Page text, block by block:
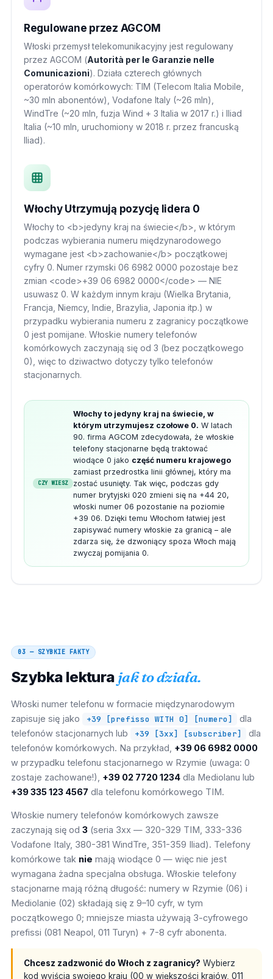
Regulowane przez AGCOM
Włoski przemysł telekomunikacyjny jest regulowany
przez AGCOM (Autorità per le Garanzie nelle
Comunicazioni). Działa czterech głównych
operatorów komórkowych: TIM (Telecom Italia Mobile,
~30 mln abonentów), Vodafone Italy (~26 mln),
WindTre (~20 mln, fuzja Wind + 3 Italia w 2017 r.) i Iliad
Italia (~10 mln, uruchomiony w 2018 r. przez francuską
Iliad).
Włochy Utrzymują pozycję lidera 0
Włochy to <b>jedyny kraj na świecie</b>, w którym
podczas wybierania numeru międzynarodowego
wymagane jest <b>zachowanie</b> początkowej
cyfry 0. Numer rzymski 06 6982 0000 pozostaje bez
zmian <code>+39 06 6982 0000</code> — NIE
usuwasz 0. W każdym innym kraju (Wielka Brytania,
Francja, Niemcy, Indie, Brazylia, Japonia itp.) w
przypadku wybierania numeru z zagranicy początkowe
0 jest pomijane. Włoskie numery telefonów
komórkowych zaczynają się od 3 (bez początkowego
0), więc to dziwactwo dotyczy tylko telefonów
stacjonarnych.
CZY WIESZ
Włochy to jedyny kraj na świecie, w
którym utrzymujesz czołowe 0. W latach
90. firma AGCOM zdecydowała, że ​​włoskie
telefony stacjonarne będą traktować
wiodące 0 jako część numeru krajowego
zamiast przedrostka linii głównej, który ma
zostać usunięty. Tak więc, podczas gdy
numer brytyjski 020 zmieni się na +44 20,
włoski numer 06 pozostanie na poziomie
+39 06. Dzięki temu Włochom łatwiej jest
zapisywać numery włoskie za granicą – ale
zdarza się, że dzwoniący spoza Włoch mają
zwyczaj pomijania 0.
03 — SZYBKIE FAKTY
Szybka lektura jak to działa.
Włoski numer telefonu w formacie międzynarodowym
zapisuje się jako
+39 [prefisso WITH 0] [numero]
dla
telefonów stacjonarnych lub
+39 [3xx] [subscriber]
dla
telefonów komórkowych. Na przykład, +39 06 6982 0000
w przypadku telefonu stacjonarnego w Rzymie (uwaga: 0
zostaje zachowane!), +39 02 7720 1234 dla Mediolanu lub
+39 335 123 4567 dla telefonu komórkowego TIM.
Włoskie numery telefonów komórkowych zawsze
zaczynają się od 3 (seria 3xx — 320-329 TIM, 333-336
Vodafone Italy, 380-381 WindTre, 351-359 Iliad). Telefony
komórkowe tak nie mają wiodące 0 — więc nie jest
wymagana żadna specjalna obsługa. Włoskie telefony
stacjonarne mają różną długość: numery w Rzymie (06) i
Mediolanie (02) składają się z 9–10 cyfr, w tym
początkowego 0; mniejsze miasta używają 3-cyfrowego
prefissi (081 Neapol, 011 Turyn) + 7-8 cyfr abonenta.
Chcesz zadzwonić do Włoch z zagranicy? Wybierz
kod wyjścia swojego kraju (00 w większości krajów, 011